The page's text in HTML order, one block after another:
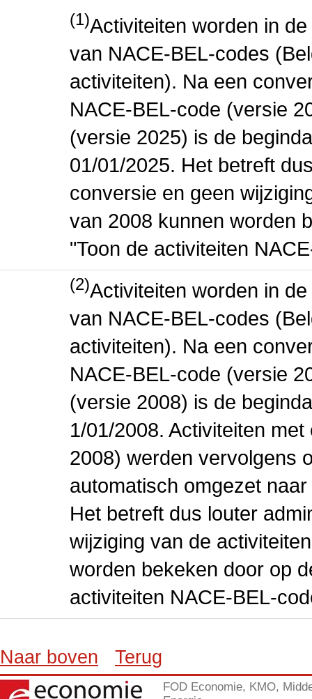
(1)Activiteiten worden in
van NACE-BEL-codes
activiteiten). Na een
NACE-BEL-code (versie
(versie 2025) is de
01/01/2025. Het betreft
conversie en geen
van 2008 kunnen worden
"Toon de activiteiten
(2)Activiteiten worden in
van NACE-BEL-codes
activiteiten). Na een
NACE-BEL-code (versie
(versie 2008) is de
1/01/2008. Activiteiten
2008) werden vervolgens
automatisch omgezet
Het betreft dus louter
wijziging van de
worden bekeken door op
activiteiten NACE-BEL-
Naar boven Terug
FOD Economie, KMO,